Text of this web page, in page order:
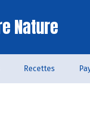
Nature
Recettes